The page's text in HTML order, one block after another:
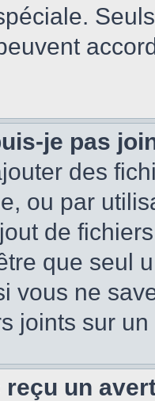
je pas
des
ou par
de
que seul
vous ne
joints sur un
reçu un